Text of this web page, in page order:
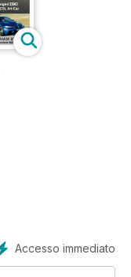
Accesso immediato